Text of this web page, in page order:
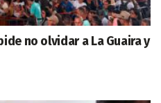
no olvidar a La Guaira y